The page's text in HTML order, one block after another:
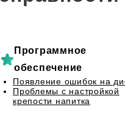
Программное
обеспечение
Появление ошибок на
Проблемы с настройкой
крепости напитка